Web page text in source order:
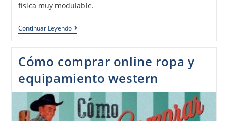
física muy modulable.
Continuar Leyendo
Cómo comprar online ropa y
equipamiento western